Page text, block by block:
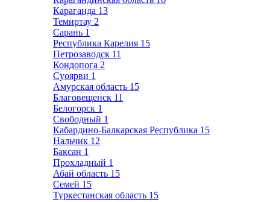
Караганда 13
Темиртау 2
Сарань 1
Республика Карелия 15
Петрозаводск 11
Кондопога 2
Суоярви 1
Амурская область 15
Благовещенск 11
Белогорск 1
Свободный 1
Кабардино-Балкарская Республика 15
Нальчик 12
Баксан 1
Прохладный 1
Абай область 15
Семей 15
Туркестанская область 15